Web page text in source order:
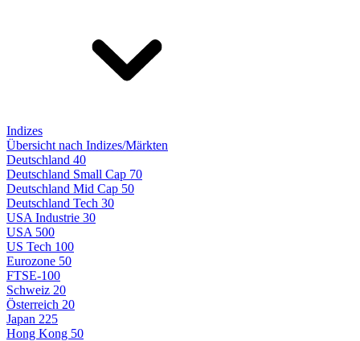
Indizes
Übersicht nach Indizes/Märkten
Deutschland 40
Deutschland Small Cap 70
Deutschland Mid Cap 50
Deutschland Tech 30
USA Industrie 30
USA 500
US Tech 100
Eurozone 50
FTSE-100
Schweiz 20
Österreich 20
Japan 225
Hong Kong 50